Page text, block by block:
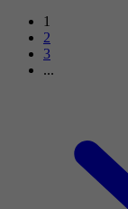
1
2
3
...